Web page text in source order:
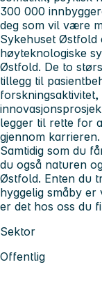
300 000
deg som vil være
Sykehuset Østfold
høyteknologiske
Østfold. De to
tillegg til
legger til rette for
gjennom karrieren.
Samtidig som du
du også naturen
Østfold. Enten du
hyggelig småby
er det hos oss du
Sektor
Offentlig